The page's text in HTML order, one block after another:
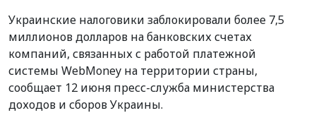
Украинские налоговики заблокировали более 7,5
миллионов долларов на банковских счетах
компаний, связанных с работой платежной
системы WebMoney на территории страны,
сообщает 12 июня пресс-служба министерства
доходов и сборов Украины.